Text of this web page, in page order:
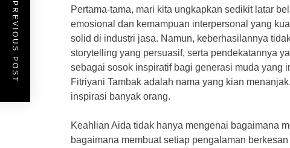
Pertama-tama, mari kita ungkapkan sedikit latar
emosional dan kemampuan interpersonal yang
solid di industri jasa. Namun, keberhasilannya
storytelling yang persuasif, serta pendekatannya
sebagai sosok inspiratif bagi generasi muda yang
Fitriyani Tambak adalah nama yang kian
inspirasi banyak orang.
Keahlian Aida tidak hanya mengenai bagaimana
bagaimana membuat setiap pengalaman
PREVIOUS POST